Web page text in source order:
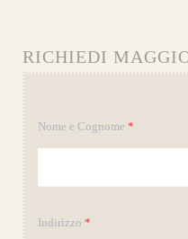
RICHIEDI
Nome e Cognome *
Indirizzo *